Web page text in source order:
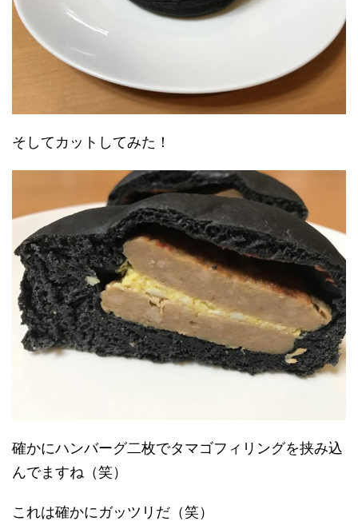
そしてカットしてみた！
確かにハンバーグ二枚でタマゴフィリングを挟み込
んでますね（笑）
これは確かにガッツリだ（笑）